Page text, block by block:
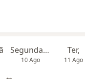
Segunda-feira
10 Ago
Ter,
11 Ago